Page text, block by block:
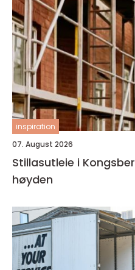
inspiration
07. August 2026
Stillasutleie i
høyden